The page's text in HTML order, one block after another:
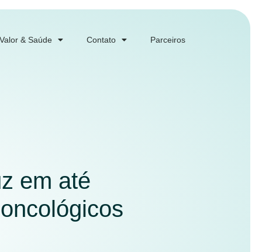
& Saúde Contato Parceiros
em até